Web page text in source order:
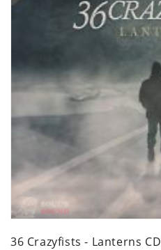
36 Crazyfists - Lanterns CD